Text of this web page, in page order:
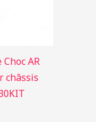
AR
châssis